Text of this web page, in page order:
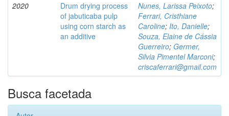
2020
Drum drying process
of jabuticaba pulp
using corn starch as
an additive
Nunes, Larissa Peixoto;
Ferrari, Cristhiane
Caroline; Ito, Danielle;
Souza, Elaine de Cássia
Guerreiro; Germer,
Silvia Pimentel Marconi;
criscaferrari@gmail.com
Busca facetada